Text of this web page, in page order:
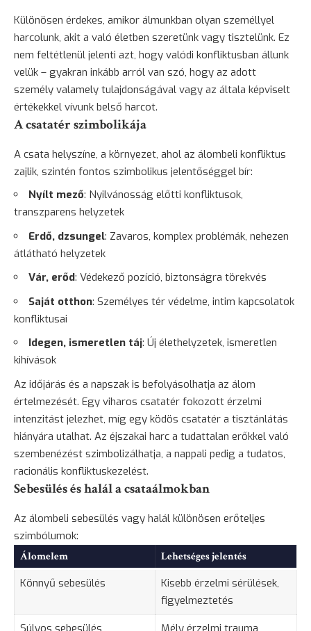
Különösen érdekes, amikor álmunkban olyan személlyel
harcolunk, akit a való életben szeretünk vagy tisztelünk. Ez
nem feltétlenül jelenti azt, hogy valódi konfliktusban állunk
velük – gyakran inkább arról van szó, hogy az adott
személy valamely tulajdonságával vagy az általa képviselt
értékekkel vívunk belső harcot.
A csatatér szimbolikája
A csata helyszíne, a környezet, ahol az álombeli konfliktus
zajlik, szintén fontos szimbolikus jelentőséggel bír:
Nyílt mező: Nyilvánosság előtti konfliktusok,
transzparens helyzetek
Erdő, dzsungel: Zavaros, komplex problémák, nehezen
átlátható helyzetek
Vár, erőd: Védekező pozíció, biztonságra törekvés
Saját otthon: Személyes tér védelme, intim kapcsolatok
konfliktusai
Idegen, ismeretlen táj: Új élethelyzetek, ismeretlen
kihívások
Az időjárás és a napszak is befolyásolhatja az álom
értelmezését. Egy viharos csatatér fokozott érzelmi
intenzitást jelezhet, míg egy ködös csatatér a tisztánlátás
hiányára utalhat. Az éjszakai harc a tudattalan erőkkel való
szembenézést szimbolizálhatja, a nappali pedig a tudatos,
racionális konfliktuskezelést.
Sebesülés és halál a csataálmokban
Az álombeli sebesülés vagy halál különösen erőteljes
szimbólumok:
Álomelem Lehetséges jelentés
Könnyű sebesülés
Kisebb érzelmi sérülések,
figyelmeztetés
Súlyos sebesülés
Mély érzelmi trauma,